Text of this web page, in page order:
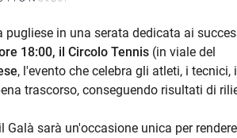
in una serata dedicata ai
18:00, il Circolo Tennis (in viale del
, l'evento che celebra gli atleti, i tecnici, i
trascorso, conseguendo risultati di
Galà sarà un'occasione unica per rendere